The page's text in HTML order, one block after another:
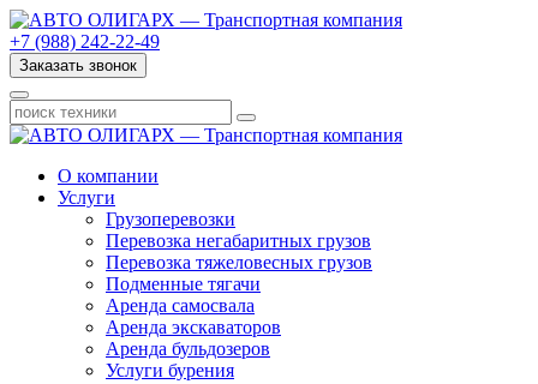
+7 (988) 242-22-49
Заказать звонок
О компании
Услуги
Грузоперевозки
Перевозка негабаритных грузов
Перевозка тяжеловесных грузов
Подменные тягачи
Аренда самосвала
Аренда экскаваторов
Аренда бульдозеров
Услуги бурения